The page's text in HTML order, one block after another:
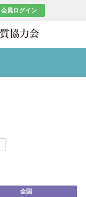
会員ログイン
全国